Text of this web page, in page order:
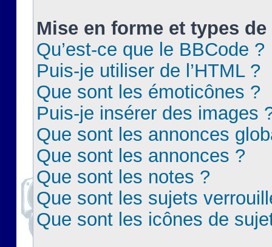
Mise en forme et types
Qu’est-ce que le BBCode ?
Puis-je utiliser de l’HTML ?
Que sont les émoticônes ?
Puis-je insérer des images
Que sont les annonces
Que sont les annonces ?
Que sont les notes ?
Que sont les sujets
Que sont les icônes de